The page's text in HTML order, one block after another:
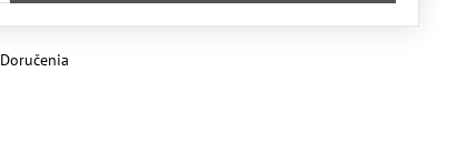
Doručenia